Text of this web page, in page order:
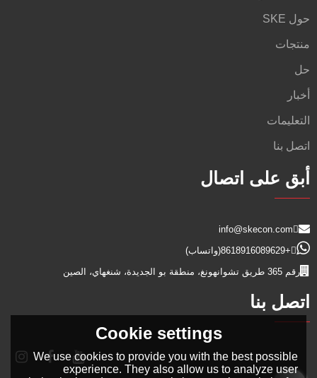
حول SKE
منتجات
حل
أخبار
التعليمات
اتصل بنا
أبق على اتصال
info@skecon.com
+8618916089629
(واتساب)
رقم 365 طريق تشوانهونغ، منطقة بو الجديدة، شنغهاي، الصين
اتصل بنا
Cookie settings
We use cookies to provide you with the best possible
experience. They also allow us to analyze user